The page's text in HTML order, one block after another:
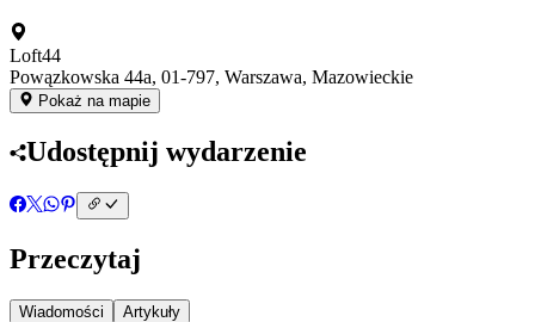
Loft44
Powązkowska 44a, 01-797, Warszawa, Mazowieckie
Pokaż na mapie
Udostępnij wydarzenie
Przeczytaj
Wiadomości Artykuły